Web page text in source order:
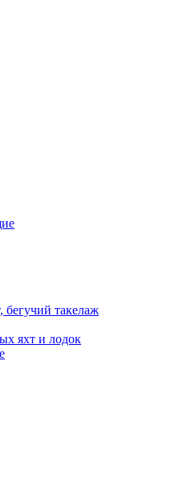
бегучий такелаж
яхт и лодок